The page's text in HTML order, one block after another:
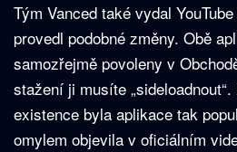
Tým Vanced také vydal
provedl podobné změny. Obě
samozřejmě povoleny v
stažení ji musíte
existence byla aplikace tak
omylem objevila v oficiálním